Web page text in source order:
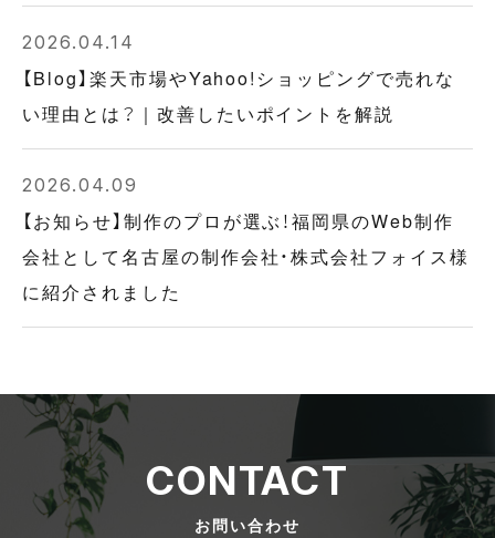
2026.04.14
【Blog】楽天市場やYahoo!ショッピングで売れな
い理由とは？｜改善したいポイントを解説
2026.04.09
【お知らせ】制作のプロが選ぶ！福岡県のWeb制作
会社として名古屋の制作会社・株式会社フォイス様
に紹介されました
CONTACT
お問い合わせ